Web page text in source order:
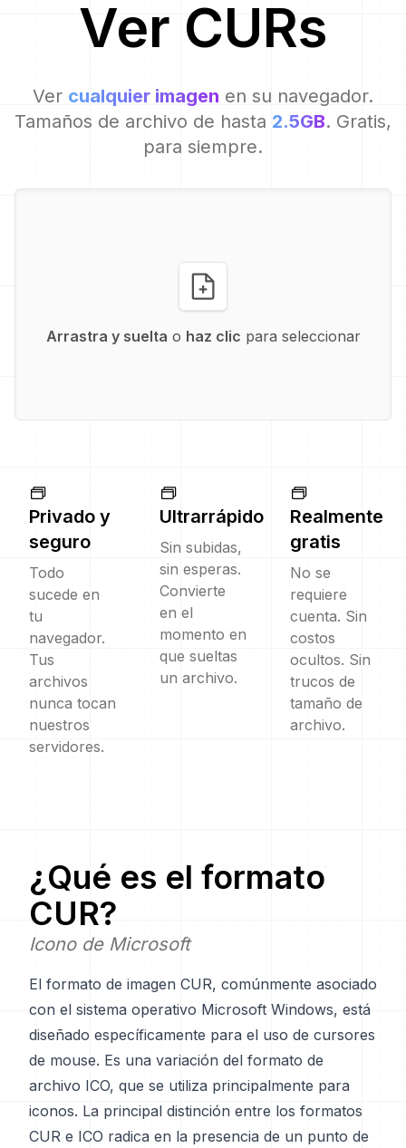
Ver CURs
Ver cualquier imagen en su navegador.
Tamaños de archivo de hasta 2.5GB. Gratis,
para siempre.
Arrastra y suelta o haz clic para seleccionar
Privado y
seguro
Todo
sucede en
tu
navegador.
Tus
archivos
nunca tocan
nuestros
servidores.
Ultrarrápido
Sin subidas,
sin esperas.
Convierte
en el
momento en
que sueltas
un archivo.
Realmente
gratis
No se
requiere
cuenta. Sin
costos
ocultos. Sin
trucos de
tamaño de
archivo.
¿Qué es el formato
CUR?
Icono de Microsoft
El formato de imagen CUR, comúnmente asociado
con el sistema operativo Microsoft Windows, está
diseñado específicamente para el uso de cursores
de mouse. Es una variación del formato de
archivo ICO, que se utiliza principalmente para
iconos. La principal distinción entre los formatos
CUR e ICO radica en la presencia de un punto de